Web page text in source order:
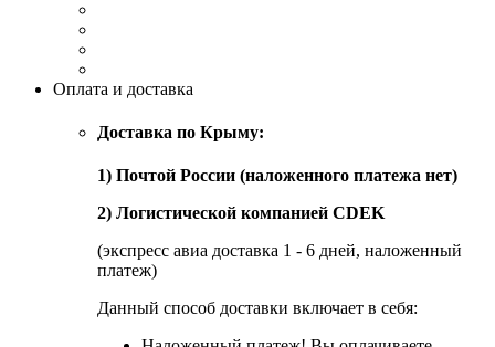
Оплата и доставка
Доставка по Крыму:
1) Почтой России (наложенного платежа нет)
2) Логистической компанией CDEK
(экспресс авиа доставка 1 - 6 дней, наложенный
платеж)
Данный способ доставки включает в себя: